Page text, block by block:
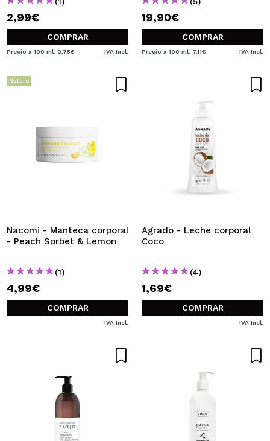
2,99€
COMPRAR
Precio x 100 ml: 0,75€ IVA Incl.
19,90€
COMPRAR
Precio x 100 ml: 7,11€ IVA Incl.
Nature
Nacomi - Manteca corporal
- Peach Sorbet & Lemon
(1)
4,99€
COMPRAR
IVA Incl.
Agrado - Leche corporal
Coco
(4)
1,69€
COMPRAR
IVA Incl.